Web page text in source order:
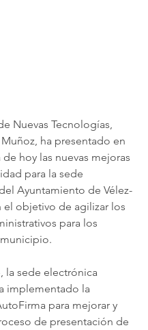
Nuevas Tecnologías,
ha presentado en
hoy las nuevas mejoras
para la sede
Ayuntamiento de Vélez-
el objetivo de agilizar los
para los
la sede electrónica
implementado la
para mejorar y
de presentación de